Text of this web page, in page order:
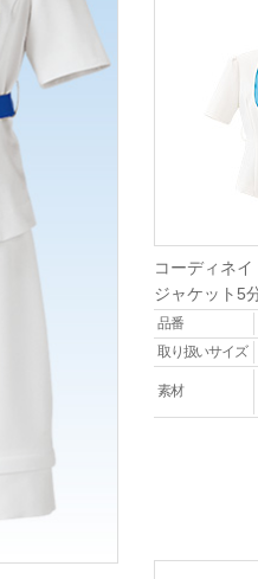
コーディネ
ジャケット5
品番
取り扱いサイズ
素材